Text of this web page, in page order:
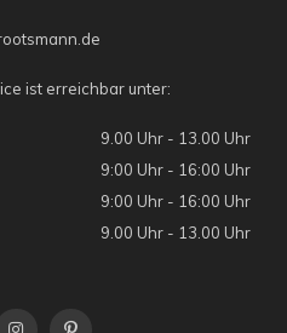
ist erreichbar unter:
9.00 Uhr - 13.00 Uhr
9:00 Uhr - 16:00 Uhr
9:00 Uhr - 16:00 Uhr
9.00 Uhr - 13.00 Uhr